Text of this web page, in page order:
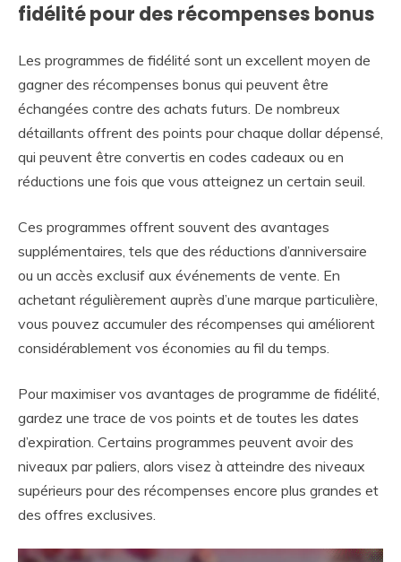
fidélité pour des récompenses bonus
Les programmes de fidélité sont un excellent moyen de
gagner des récompenses bonus qui peuvent être
échangées contre des achats futurs. De nombreux
détaillants offrent des points pour chaque dollar dépensé,
qui peuvent être convertis en codes cadeaux ou en
réductions une fois que vous atteignez un certain seuil.
Ces programmes offrent souvent des avantages
supplémentaires, tels que des réductions d’anniversaire
ou un accès exclusif aux événements de vente. En
achetant régulièrement auprès d’une marque particulière,
vous pouvez accumuler des récompenses qui améliorent
considérablement vos économies au fil du temps.
Pour maximiser vos avantages de programme de fidélité,
gardez une trace de vos points et de toutes les dates
d’expiration. Certains programmes peuvent avoir des
niveaux par paliers, alors visez à atteindre des niveaux
supérieurs pour des récompenses encore plus grandes et
des offres exclusives.